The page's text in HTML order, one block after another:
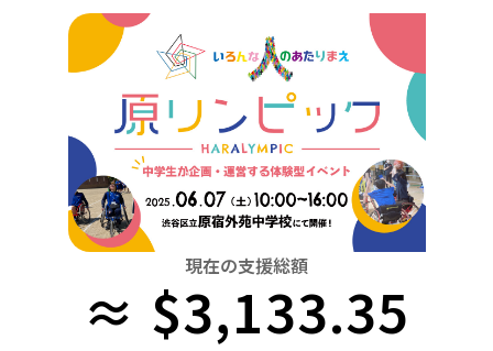
四国
九州・沖縄
栃木 群馬 埼玉 千葉 東京
富山 石川 福井 山梨 長野
滋賀 京都 大阪 兵庫 奈良
島根 岡山 広島 山口
九州・沖縄
現在の支援総額
≈ $3,133.35